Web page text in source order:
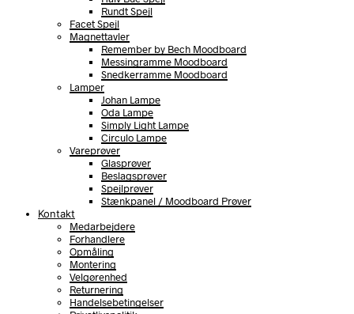
Rundt Spejl
Facet Spejl
Magnettavler
Remember by Bech Moodboard
Messingramme Moodboard
Snedkerramme Moodboard
Lamper
Johan Lampe
Oda Lampe
Simply Light Lampe
Circulo Lampe
Vareprøver
Glasprøver
Beslagsprøver
Spejlprøver
Stænkpanel / Moodboard Prøver
Kontakt
Medarbejdere
Forhandlere
Opmåling
Montering
Velgørenhed
Returnering
Handelsebetingelser